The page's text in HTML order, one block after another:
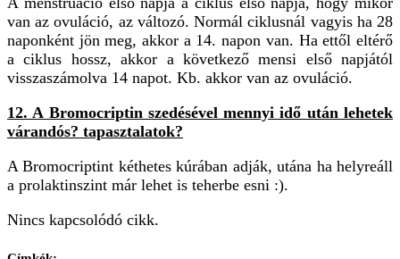
van az ovuláció, az változó. Normál ciklusnál vagyis ha 28
naponként jön meg, akkor a 14. napon van. Ha ettől eltérő
a ciklus hossz, akkor a következő mensi első napjától
visszaszámolva 14 napot. Kb. akkor van az ovuláció.
12. A Bromocriptin szedésével mennyi idő után lehetek
várandós? tapasztalatok?
A Bromocriptint kéthetes kúrában adják, utána ha helyreáll
a prolaktinszint már lehet is teherbe esni :).
Nincs kapcsolódó cikk.